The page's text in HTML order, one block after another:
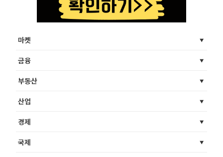
마켓
금융
부동산
산업
경제
국제